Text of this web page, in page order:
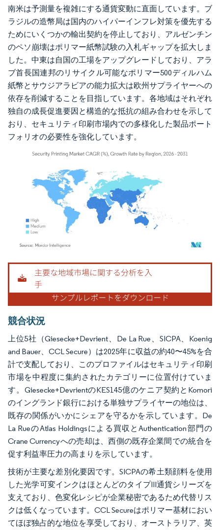
南米は予測量を複雑にする通貨変動に直面しています。ブ
ラジルの造幣局は国内のハイパーインフレ対策を優先する
ためにいくつかの輸出契約を停止しており、アルゼンチン
のペソ崩壊はポリマー紙幣試験の入札ギャップを拡大しま
した。中東は自国の工場をアップグレードしており、アラ
ブ首長国連邦のリサイクル可能なポリマー500ディルハム
紙幣とサウジアラビアの能力拡大は欧州サプライヤーへの
依存を削減することを目指しています。各地域はそれぞれ
独自の成長促進要因と構造的な抵抗の組み合わせを示して
おり、セキュリティ印刷市場内での多様化した製品ポート
フォリオの必要性を強化しています。
画像 © Mordor Intelligence。再利用にはCC BY 4.0の表示が必要です。
競合状況
上位5社（Giesecke+Devrient、De La Rue、SICPA、Koenig
and Bauer、CCL Secure）は2025年に収益の約40〜45%を合
計で支配しており、このプロファイルはセキュリティ印刷
市場を中程度に集約されたカテゴリーに位置付けていま
す。Giesecke+DevrientのKES145億のケニア契約とKomori
のイングランド銀行における単独サプライヤーの地位は、
既存の関係がいかにシェアを守るかを示しています。De
La RueのAtlas Holdingsによる買収とAuthentication部門の
Crane Currencyへの売却は、西側の既存企業間での統合を
促す利益率圧力の高まりを示しています。
技術が主要な差別化要因です。SICPAの希土類顔料を使用
した光学可変インクはほとんどのタイプIII通貨シリーズを
支えており、色変化レシピが企業秘密であるため代替リス
クは低くなっています。CCL Secureはポリマー基材におい
てほぼ独占的な地位を享受しており、オーストラリア、英